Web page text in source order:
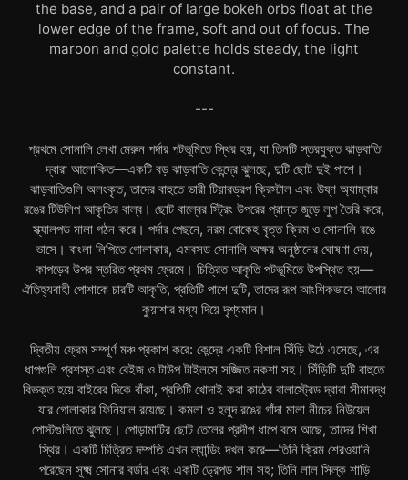
the base, and a pair of large bokeh orbs float at the
lower edge of the frame, soft and out of focus. The
maroon and gold palette holds steady, the light
constant.
---
প্রথমে সোনালি লেখা মেরুন পর্দার পটভূমিতে স্থির হয়, যা তিনটি স্তরযুক্ত ঝাড়বাতি
দ্বারা আলোকিত—একটি বড় ঝাড়বাতি কেন্দ্রে ঝুলছে, দুটি ছোট দুই পাশে।
ঝাড়বাতিগুলি অলংকৃত, তাদের বাহুতে ভারী টিয়ারড্রপ ক্রিস্টাল এবং উষ্ণ অ্যাম্বার
রঙের টিউলিপ আকৃতির বাল্ব। ছোট বাল্বের স্ট্রিং উপরের প্রান্ত জুড়ে লুপ তৈরি করে,
স্ক্যালপড মালা গঠন করে। পর্দার পেছনে, নরম বোকেহ বৃত্ত ক্রিম ও সোনালি রঙে
ভাসে। বাংলা লিপিতে গোলাকার, এমবসড সোনালি অক্ষর অনুষ্ঠানের ঘোষণা দেয়,
কাপড়ের উপর স্তরিত প্রথম ফ্রেমে। চিত্রিত আকৃতি পটভূমিতে উপস্থিত হয়—
ঐতিহ্যবাহী পোশাকে চারটি আকৃতি, প্রতিটি পাশে দুটি, তাদের রূপ আংশিকভাবে আলোর
কুয়াশার মধ্য দিয়ে দৃশ্যমান।
দ্বিতীয় ফ্রেম সম্পূর্ণ মঞ্চ প্রকাশ করে: কেন্দ্রে একটি বিশাল সিঁড়ি উঠে এসেছে, এর
ধাপগুলি প্রশস্ত এবং বেইজ ও টাউপ টাইলসে সজ্জিত নকশা সহ। সিঁড়িটি দুটি বাহুতে
বিভক্ত হয়ে বাইরের দিকে বাঁকা, প্রতিটি খোদাই করা কাঠের বালাস্ট্রেড দ্বারা সীমাবদ্ধ
যার গোলাকার ফিনিয়াল রয়েছে। কমলা ও হলুদ রঙের গাঁদা মালা নীচের নিউয়েল
পোস্টগুলিতে ঝুলছে। পোড়ামাটির ছোট তেলের প্রদীপ ধাপে বসে আছে, তাদের শিখা
স্থির। একটি চিত্রিত দম্পতি এখন ল্যান্ডিং দখল করে—তিনি ক্রিম শেরওয়ানি
পরেছেন সূক্ষ্ম সোনার বর্ডার এবং একটি ড্রেপড শাল সহ; তিনি লাল সিল্ক শাড়ি